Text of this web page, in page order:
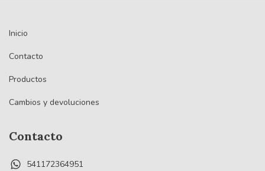
Inicio
Contacto
Productos
Cambios y devoluciones
Contacto
541172364951